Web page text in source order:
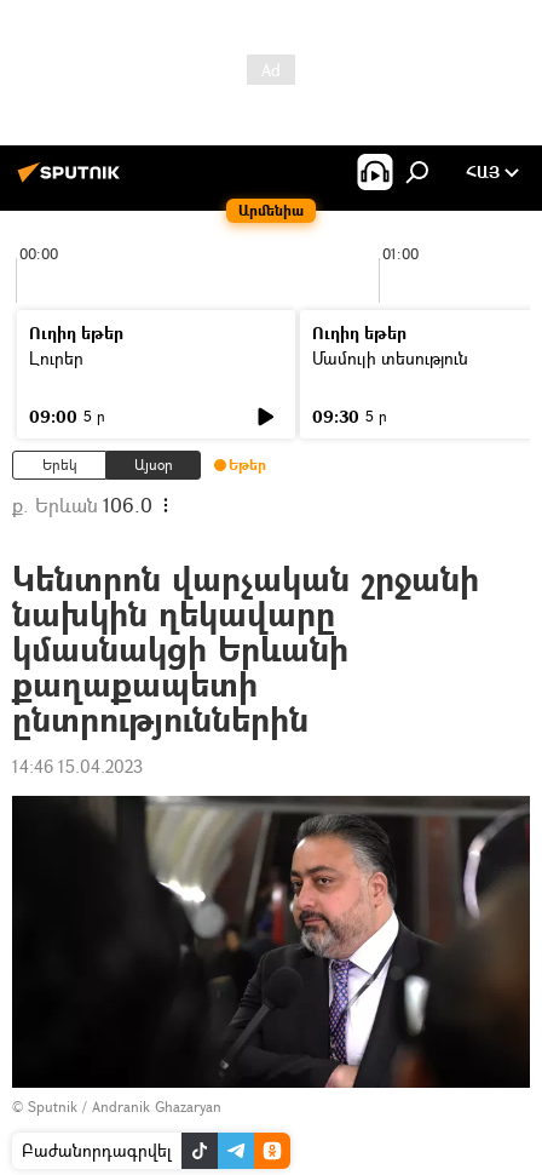
Արմենիա
ՀԱՅ
00:00 01:00
Ուղիղ եթեր
Լուրեր
09:00 5 ր
Ուղիղ եթեր
Մամուլի տեսություն
09:30 5 ր
Երեկ Այսօր Եթեր
ք. Երևան 106.0
Կենտրոն վարչական շրջանի
նախկին ղեկավարը
կմասնակցի Երևանի
քաղաքապետի
ընտրություններին
14:46 15.04.2023
© Sputnik / Andranik Ghazaryan
Բաժանորդագրվել